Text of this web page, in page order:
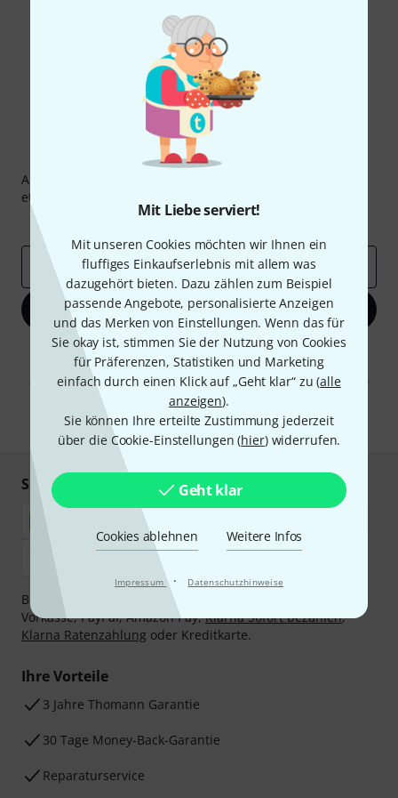
Mit Liebe serviert!
Mit unseren Cookies möchten wir Ihnen ein
fluffiges Einkaufserlebnis mit allem was
dazugehört bieten. Dazu zählen zum Beispiel
passende Angebote, personalisierte Anzeigen
und das Merken von Einstellungen. Wenn das für
Sie okay ist, stimmen Sie der Nutzung von Cookies
für Präferenzen, Statistiken und Marketing
einfach durch einen Klick auf „Geht klar“ zu (alle
anzeigen).
Sie können Ihre erteilte Zustimmung jederzeit
über die Cookie-Einstellungen (hier) widerrufen.
Geht klar
Cookies ablehnen Weitere Infos
Impressum · Datenschutzhinweise
Thomann Newsletter
Abonniere den Thomann Newsletter und gewinne mit
etwas Glück einen von
E-Mail-Adresse*
Jetzt anmelden
Mit Klick auf „Jetzt anmelden“ stimmen Sie dem Erhalt von E-Mail-
Werbung und einer Messung des E-Mail-Nutzungsverhaltens zu. Die
Abmeldung ist jederzeit möglich. Weitere Informationen finden Sie in
Datenschutzhinweisen
* Pflichtfeld
Sicher einkaufen & bezahlen
Bezahlen Sie vertraulich und sicher per Nachnahme,
Vorkasse, PayPal, Amazon Pay,Klarna Sofort bezahlen,
Klarna Ratenzahlung oder Kreditkarte.
Ihre Vorteile
3 Jahre Thomann Garantie
30 Tage Money-Back-Garantie
Reparaturservice